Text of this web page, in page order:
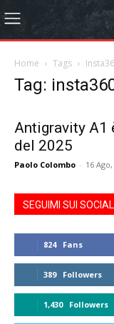
Home Tags
Tag:
Antigravity A1
del 2025
Paolo Colombo - 16
SEGUIMI SUI SOCIAL
824 Fans
389 Followers
1,430 Followers